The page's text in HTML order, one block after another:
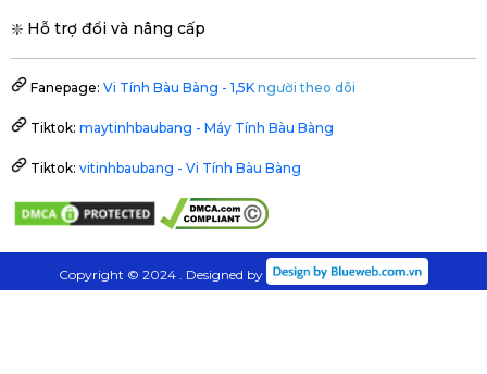
❇️ Hỗ trợ đổi và nâng cấp
Fanepage: Vi Tính Bàu Bàng - 1,5K người theo dõi
Tiktok: maytinhbaubang - Máy Tính Bàu Bàng
Tiktok: vitinhbaubang - Vi Tính Bàu Bàng
Copyright © 2024 . Designed by